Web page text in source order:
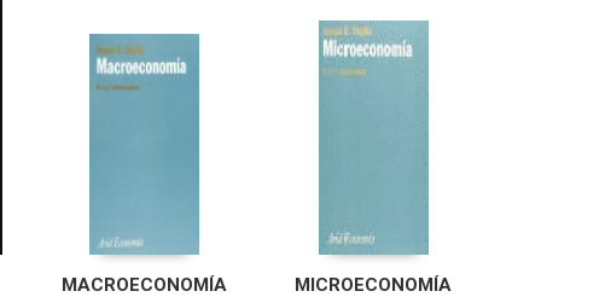
MACROECONOMÍA MICROECONOMÍA